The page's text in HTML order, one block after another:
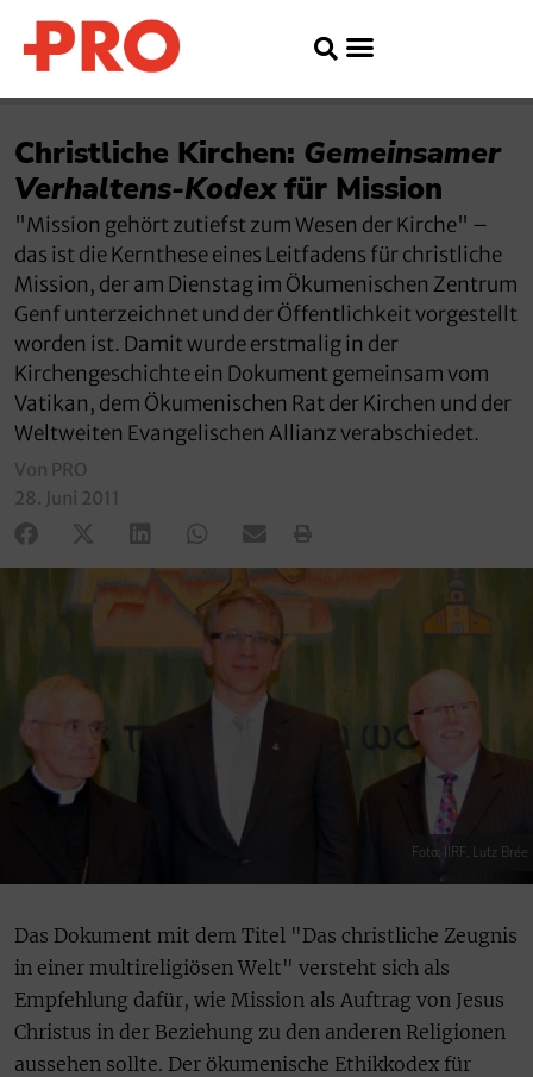
Christliche Kirchen: Gemeinsamer
Verhaltens-Kodexfür Mission
"Mission gehört zutiefst zum Wesen der Kirche" –
das ist die Kernthese eines Leitfadens für christliche
Mission, der am Dienstag im Ökumenischen Zentrum
Genf unterzeichnet und der Öffentlichkeit vorgestellt
worden ist. Damit wurde erstmalig in der
Kirchengeschichte ein Dokument gemeinsam vom
Vatikan, dem Ökumenischen Rat der Kirchen und der
Weltweiten Evangelischen Allianz verabschiedet.
Von PRO
28. Juni 2011
Foto: IIRF, Lutz Brée
Das Dokument mit dem Titel "Das christliche Zeugnis
in einer multireligiösen Welt" versteht sich als
Empfehlung dafür, wie Mission als Auftrag von Jesus
Christus in der Beziehung zu den anderen Religionen
aussehen sollte. Der ökumenische Ethikkodex für